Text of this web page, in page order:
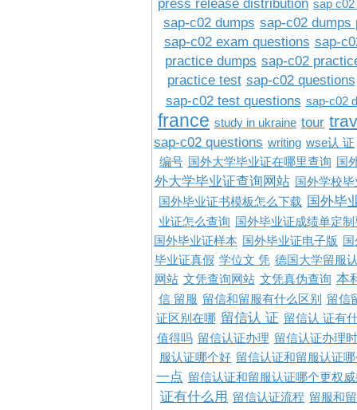
press release distribution sap
sap-c02 dumps sap-c02 dumps
sap-c02 exam questions sap-
practice dumps sap-c02
practice test sap-c02 questions
sap-c02 test questions sap-c02
france study in ukraine tour
sap-c02 questions writing wse认 证
编号 国外大学毕业证在哪里查询 国
外大学毕业证查询网站 国外学校
国外毕业证书模板怎么下载 国外毕
业证怎么查询
国外毕业证成绩单定
国外毕业证样本
国外毕业证电子版
毕业证真假 学位文 凭 德国大学留服
网站 文凭查询网站 文凭真伪查询 本
信 留服 留信和留服有什么区别
留信
证区别在哪 留信认 证 留信认 证有
值得吗 留信认证办理 留信认证办理
服认证哪个好 留信认证和留服认证
一点 留信认证和留服认证哪个更权
证有什么用 留信认证流程 留服和